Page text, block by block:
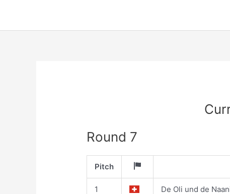
content
Round 7
Pitch
1 De Oli und de